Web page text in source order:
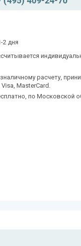
2 дня
расчету,
MasterCard.
по Московской